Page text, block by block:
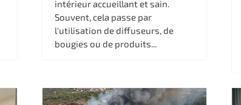
intérieur accueillant et sain.
Souvent, cela passe par
l'utilisation de diffuseurs, de
bougies ou de produits...